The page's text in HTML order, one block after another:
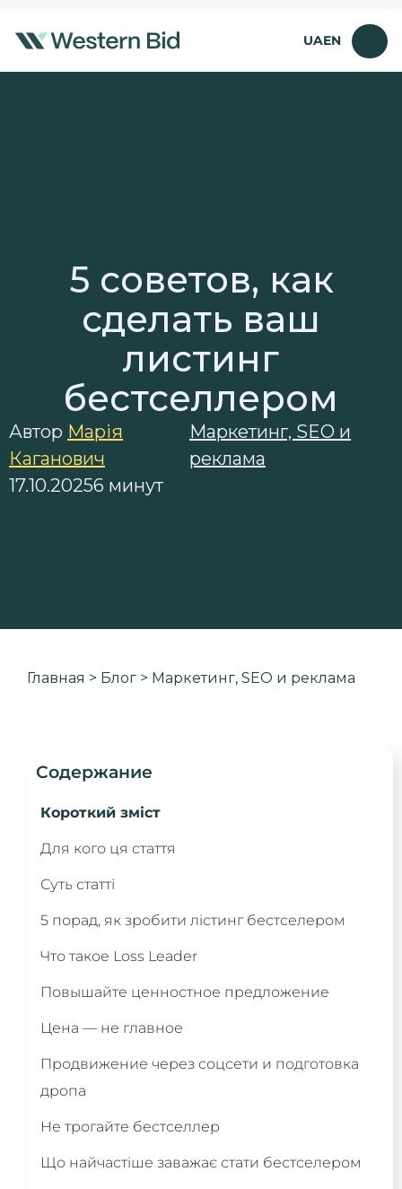
UAEN
5 советов, как
сделать ваш
листинг
бестселлером
Автор Марія
Каганович
Маркетинг, SEO и
реклама
17.10.20256 минут
Главная > Блог > Маркетинг, SEO и реклама
Содержание
Короткий зміст
Для кого ця стаття
Суть статті
5 порад, як зробити лістинг бестселером
Что такое Loss Leader
Повышайте ценностное предложение
Цена — не главное
Продвижение через соцсети и подготовка
дропа
Не трогайте бестселлер
Що найчастіше заважає стати бестселером